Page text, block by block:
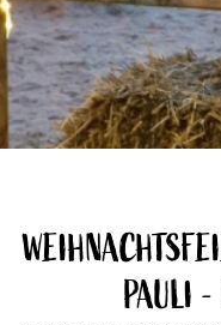
PAULI